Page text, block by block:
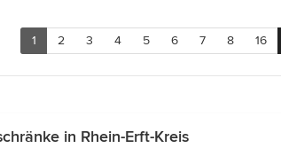
1 2 3 4 5 6 7 8 16
in Rhein-Erft-Kreis